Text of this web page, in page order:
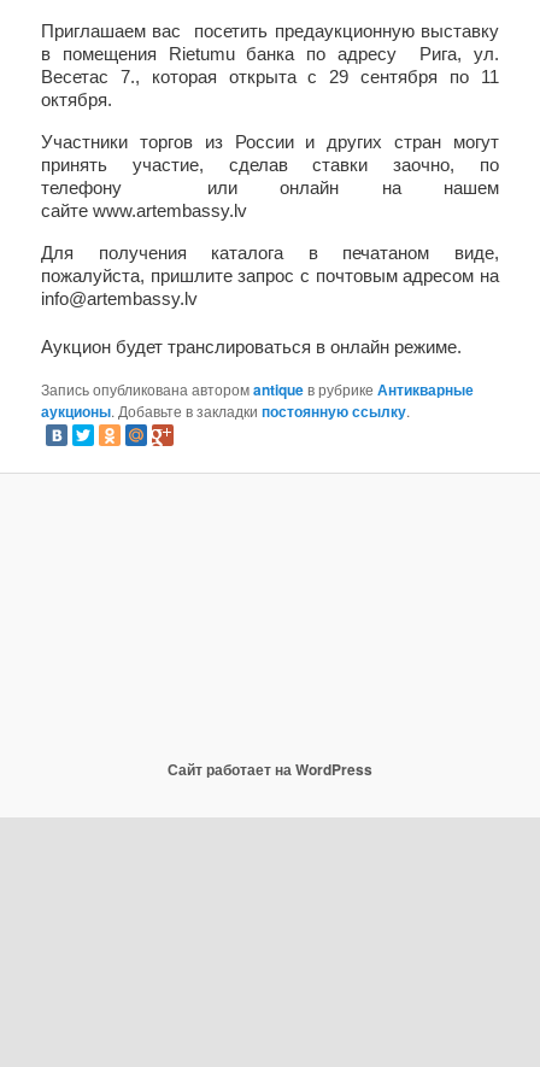
Приглашаем вас посетить предаукционную выставку
в помещения Rietumu банка по адресу Рига, ул.
Весетас 7., которая открыта c 29 сентября по 11
октября.
Участники торгов из России и других стран могут
принять участие, сделав ставки заочно, по
телефону или онлайн на нашем
сайте www.artembassy.lv
Для получения каталога в печатаном виде,
пожалуйста, пришлите запрос с почтовым адресом на
info@artembassy.lv
Aукцион будет транслироваться в онлайн режиме.
Запись опубликована авторомantiqueв рубрикеАнтикварные
аукционы. Добавьте в закладкипостоянную ссылку.
Сайт работает на WordPress